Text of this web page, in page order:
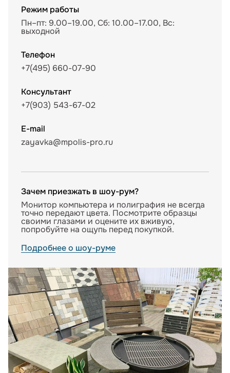
Режим работы
Пн–пт: 9.00–19.00, Сб: 10.00–17.00, Вс:
выходной
Телефон
+7(495) 660-07-90
Консультант
+7(903) 543-67-02
E-mail
zayavka@mpolis-pro.ru
Зачем приезжать в шоу-рум?
Монитор компьютера и полиграфия не всегда
точно передают цвета. Посмотрите образцы
своими глазами и оцените их вживую,
попробуйте на ощупь перед покупкой.
Подробнее о шоу-руме